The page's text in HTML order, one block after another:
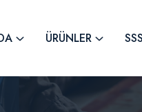
ÜRÜNLER SSS